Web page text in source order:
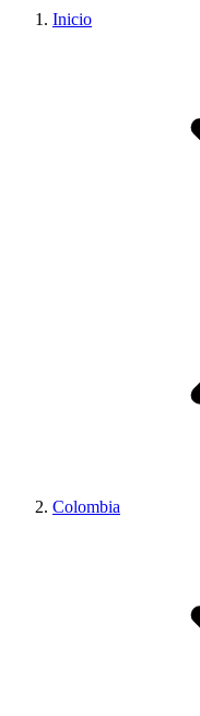
Inicio
Colombia